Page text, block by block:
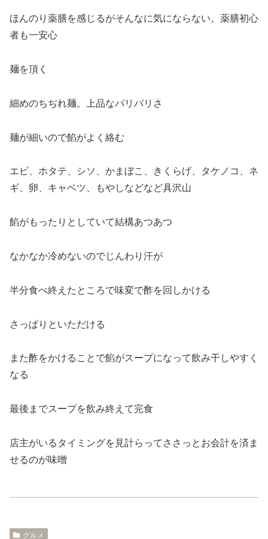
ほんのり薬膳を感じるがそんなに気にならない。薬膳初心
者も一安心
麺を頂く
細めのちぢれ麺。上品なパリパリさ
麺が細いので餡がよく絡む
エビ、ホタテ、シソ、かまぼこ、きくらげ、タケノコ、ネ
ギ、卵、キャベツ、もやしなどなど具沢山
餡がもったりとしていて結構あつあつ
なかなか冷めないのでじんわり汗が
半分食べ終えたところで味変で酢を回しかける
さっぱりといただける
また酢をかけることで餡がスープになって飲み干しやすく
なる
最後までスープを飲み終えて完食
店主がいるタイミングを見計らってささっとお会計を済ま
せるのが味噌
グルメ